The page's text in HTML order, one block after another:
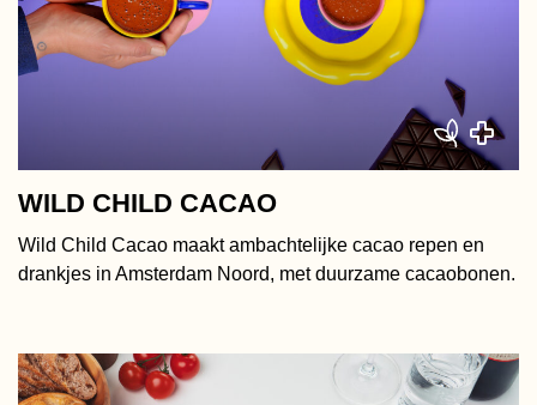
WILD CHILD CACAO
Wild Child Cacao maakt ambachtelijke cacao repen en
drankjes in Amsterdam Noord, met duurzame cacaobonen.